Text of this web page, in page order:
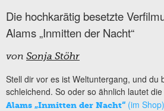
Die hochkarätig besetzte
Alams „Inmitten der Nacht“
von Sonja Stöhr
Stell dir vor es ist Weltuntergang, und du
schleichend. So oder so ähnlich lautet
Alams „Inmitten der Nacht“ (im Shop)